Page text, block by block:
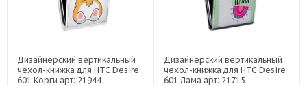
Дизайнерский вертикальный
чехол-книжка для HTC Desire
601 Корги арт: 21944
Дизайнерский вертикальный
чехол-книжка для HTC Desire
601 Лама арт: 21715